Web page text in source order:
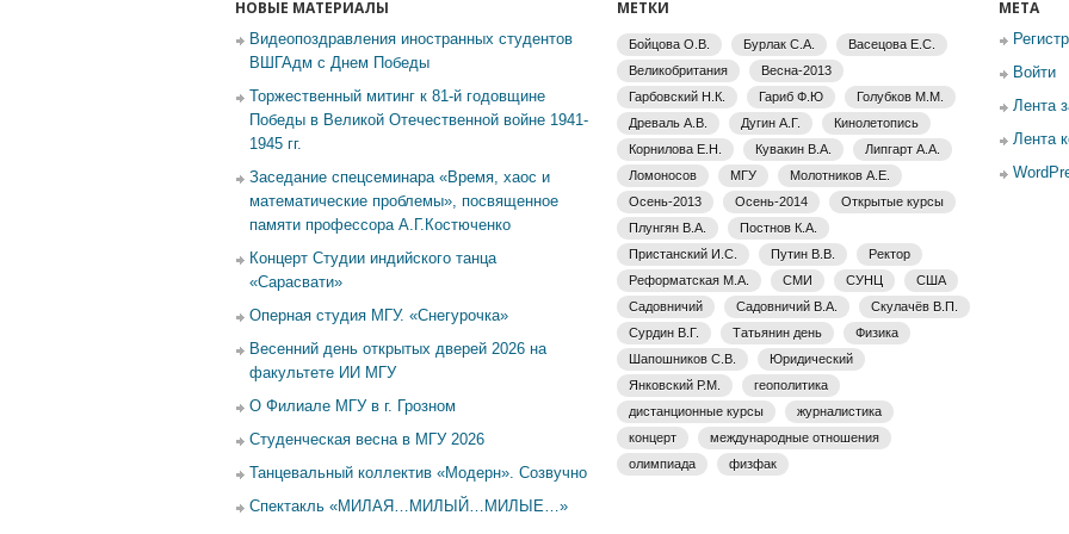
НОВЫЕ МАТЕРИАЛЫ
Видеопоздравления иностранных студентов
ВШГАдм с Днем Победы
Торжественный митинг к 81-й годовщине
Победы в Великой Отечественной войне 1941-
1945 гг.
Заседание спецсеминара «Время, хаос и
математические проблемы», посвященное
памяти профессора А.Г.Костюченко
Концерт Студии индийского танца
«Сарасвати»
Оперная студия МГУ. «Снегурочка»
Весенний день открытых дверей 2026 на
факультете ИИ МГУ
О Филиале МГУ в г. Грозном
Студенческая весна в МГУ 2026
Танцевальный коллектив «Модерн». Созвучно
Спектакль «МИЛАЯ…МИЛЫЙ…МИЛЫЕ…»
МЕТКИ
Бойцова О.В. Бурлак С.А.
Васецова Е.С.
Великобритания
Весна-2013
Гарбовский Н.К.
Гариб Ф.Ю
Голубков М.М.
Древаль А.В.
Дугин А.Г.
Кинолетопись
Корнилова Е.Н.
Кувакин В.А.
Липгарт А.А.
Ломоносов
МГУ
Молотников А.Е.
Осень-2013
Осень-2014
Открытые курсы
Плунгян В.А.
Постнов К.А.
Пристанский И.С.
Путин В.В.
Ректор
Реформатская М.А.
СМИ СУНЦ
США
Садовничий
Садовничий В.А.
Скулачёв В.П.
Сурдин В.Г.
Татьянин день
Физика
Шапошников С.В.
Юридический
Янковский Р.М.
геополитика
дистанционные курсы
журналистика
концерт
международные отношения
олимпиада
физфак
МЕТА
Войти
Лента
Лента